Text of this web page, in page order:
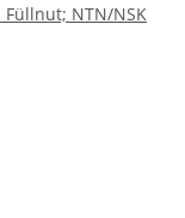
Füllnut; NTN/NSK